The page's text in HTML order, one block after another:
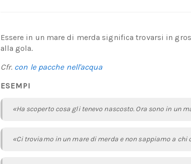
Essere in un mare di merda significa trovarsi in
alla gola.
Cfr. con le pacche nell'acqua
ESEMPI
«Ha scoperto cosa gli tenevo nascosto. Ora sono in un
«Ci troviamo in un mare di merda e non sappiamo a chi